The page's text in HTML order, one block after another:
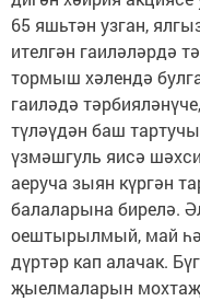
65 яшьтән узган,
ителгән гаиләләрдә
тормыш хәлендә
гаиләдә
түләүдән баш
үзмәшгуль яисә
аеруча зыян күргән
балаларына бирелә.
оештырылмый, май
дүртәр кап алачак.
җыелмаларын мохтаҗ